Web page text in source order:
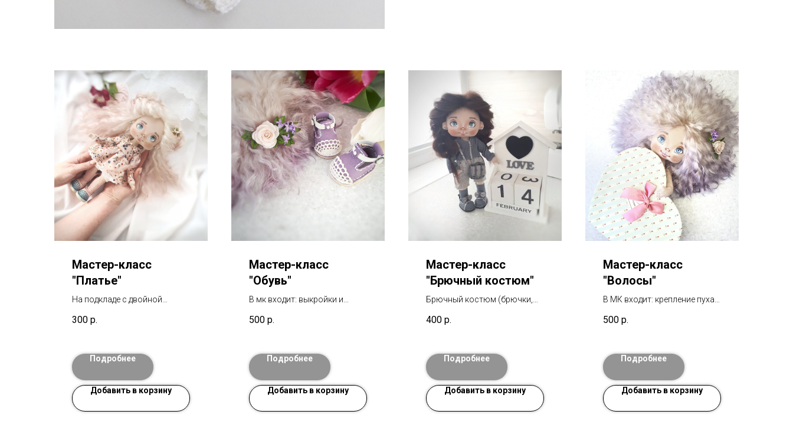
Мастер-класс
"Платье"
На подкладе с двойной
воротничком. В мк входит:
МК.
300 р.
Подробнее
Добавить в корзину
Мастер-класс
"Обувь"
В мк входит: выкройки и
изготовлению ботинок и
500 р.
Подробнее
Добавить в корзину
Мастер-класс
"Брючный костюм"
Брючный костюм (брючки,
сумочка). В мк входят
МК.
400 р.
Подробнее
Добавить в корзину
Мастер-класс
"Волосы"
В МК входит: крепление пуха
без дырочки в голове. Мк в
500 р.
Подробнее
Добавить в корзину